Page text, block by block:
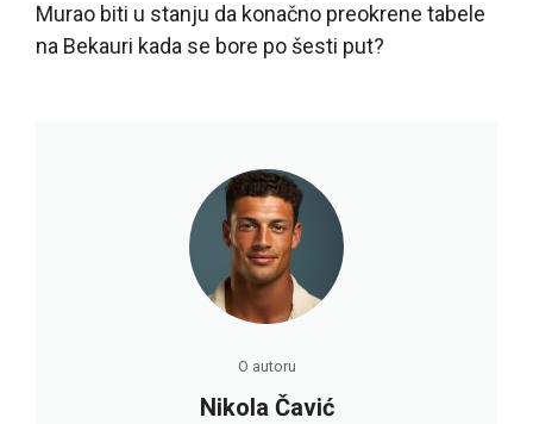
Murao biti u stanju da konačno preokrene tabele
na Bekauri kada se bore po šesti put?
O autoru
Nikola Čavić